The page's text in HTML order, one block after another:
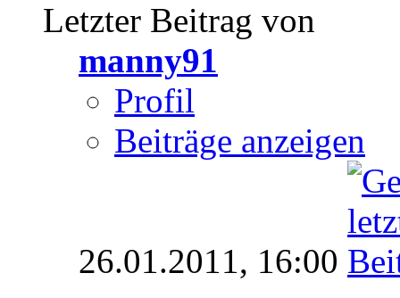
Letzter Beitrag von
manny91
Profil
Beiträge anzeigen
26.01.2011, 16:00